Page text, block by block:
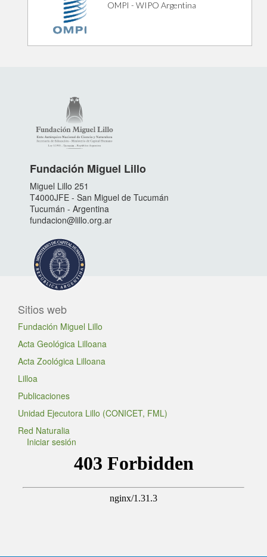
OMPI - WIPO Argentina
Fundación Miguel Lillo
Miguel Lillo 251
T4000JFE - San Miguel de Tucumán
Tucumán - Argentina
fundacion@lillo.org.ar
Sitios web
Fundación Miguel Lillo
Acta Geológica Lilloana
Acta Zoológica Lilloana
Lilloa
Publicaciones
Unidad Ejecutora Lillo (CONICET, FML)
Red Naturalia
Iniciar sesión